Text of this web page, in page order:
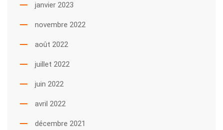
janvier 2023
novembre 2022
août 2022
juillet 2022
juin 2022
avril 2022
décembre 2021